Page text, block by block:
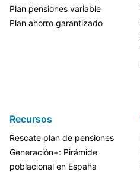
Plan pensiones variable
Plan ahorro garantizado
Recursos
Rescate plan de pensiones
Generación+: Pirámide
poblacional en España